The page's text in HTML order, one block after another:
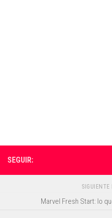
SEGUIR:
SIGUIENTE
Marvel Fresh Start: lo